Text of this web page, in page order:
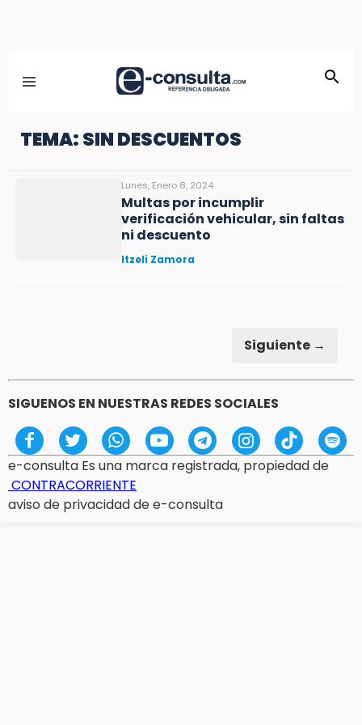
TEMA: SIN DESCUENTOS
Lunes, Enero 8, 2024
Multas por incumplir
verificación vehicular, sin faltas
ni descuento
Itzeli Zamora
Siguiente →
SIGUENOS EN NUESTRAS REDES SOCIALES
e-consulta Es una marca registrada, propiedad de
CONTRACORRIENTE
aviso de privacidad de e-consulta